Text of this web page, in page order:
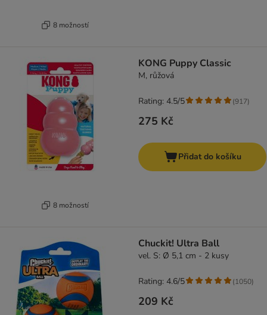
8 možností
8 možností
KONG Puppy Classic
M, růžová
275 Kč
Rating: 4.5/5 (917)
Přidat do košíku
Chuckit! Ultra Ball
vel. S: Ø 5,1 cm - 2 kusy
209 Kč
Rating: 4.6/5 (1050)